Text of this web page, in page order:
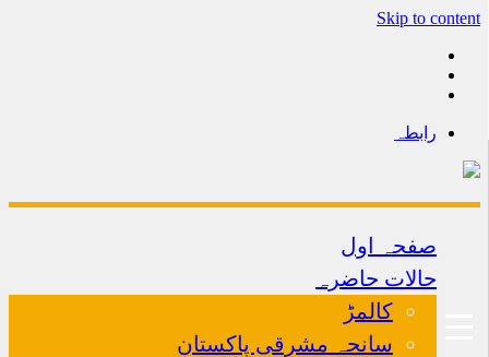
Skip to content
رابطہ
صفحہ اول
حالات حاضرہ
کالمڑ
سانحہ مشرقی پاکستان